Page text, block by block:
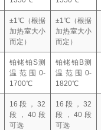
±1℃（根据
加热室大小
而定）
±1℃（根据
加热室大小
而定）
铂铑铂S测
温范围0-
1700℃
铂铑铂B测
温范围0-
1820℃
16段，32
段，40段
可选
16段，32
段，40段
可选